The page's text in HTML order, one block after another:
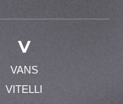
V
VANS
VITELLI